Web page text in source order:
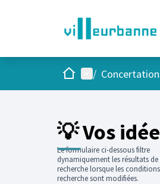
AccueilMenu principal
/
💡 Vos
Le formulaire ci-dessous filtre
dynamiquement les résultats de
recherche lorsque les
recherche sont modifiées.